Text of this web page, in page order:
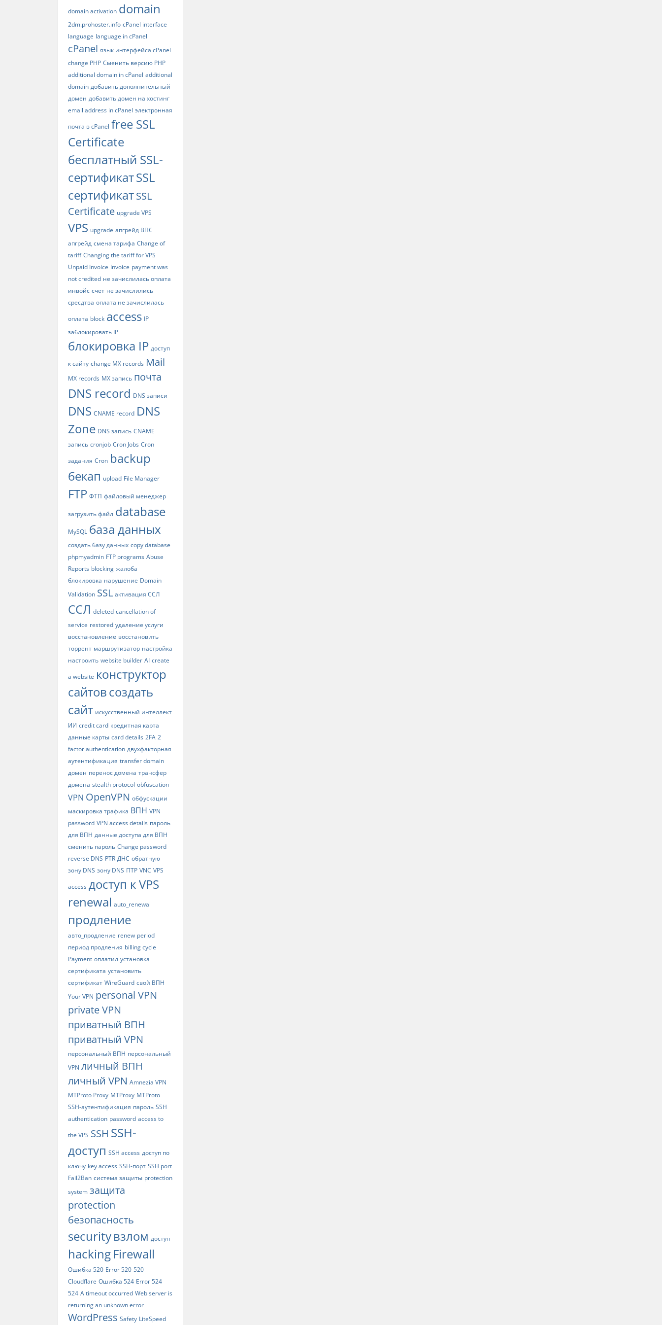
domain activation domain
2dm.prohoster.info cPanel interface
language language in cPanel
cPanel язык интерфейса cPanel
change PHP Сменить версию PHP
additional domain in cPanel additional
domain добавить дополнительный
домен добавить домен на хостинг
email address in cPanel электронная
почта в cPanel free SSL
Certificate
бесплатный SSL-
сертификатSSL
сертификатSSL
Certificate upgrade VPS
VPS upgrade апгрейд ВПС
апгрейд смена тарифа Change of
tariff Changing the tariff for VPS
Unpaid Invoice Invoice payment was
not credited не зачислилась оплата
инвойс счет не зачислились
сресдтва оплата не зачислилась
оплата block access IP
заблокировать IP
блокировка IP доступ
к сайту change MX records Mail
MX records MX запись почта
DNS record DNS записи
DNS CNAME record DNS
Zone DNS запись CNAME
запись cronjob Cron Jobs Cron
задания Cron backup
бекап upload File Manager
FTP ФТП файловый менеджер
загрузить файл database
MySQL база данных
создать базу данных copy database
phpmyadmin FTP programs Abuse
Reports blocking жалоба
блокировка нарушение Domain
Validation SSL активация ССЛ
ССЛ deleted cancellation of
service restored удаление услуги
восстановление восстановить
торрент маршрутизатор настройка
настроить website builder AI create
a website конструктор
сайтовсоздать
сайт искусственный интеллект
ИИ credit card кредитная карта
данные карты card details 2FA 2
factor authentication двухфакторная
аутентификация transfer domain
домен перенос домена трансфер
домена stealth protocol obfuscation
VPN OpenVPN обфускации
маскировка трафика ВПН VPN
password VPN access details пароль
для ВПН данные доступа для ВПН
сменить пароль Change password
reverse DNS PTR ДНС обратную
зону DNS зону DNS ПТР VNC VPS
access доступ к VPS
renewal auto_renewal
продление
авто_продление renew period
период продления billing cycle
Payment оплатил установка
сертификата установить
сертификат WireGuard свой ВПН
Your VPN personal VPN
private VPN
приватный ВПН
приватный VPN
персональный ВПН персональный
VPN личный ВПН
личный VPN Amnezia VPN
MTProto Proxy MTProxy MTProto
SSH-аутентификация пароль SSH
authentication password access to
the VPS SSH SSH-
доступ SSH access доступ по
ключу key access SSH-порт SSH port
Fail2Ban система защиты protection
system защита
protection
безопасность
securityвзлом доступ
hackingFirewall
Ошибка 520 Error 520 520
Cloudflare Ошибка 524 Error 524
524 A timeout occurred Web server is
returning an unknown error
WordPress Safety LiteSpeed